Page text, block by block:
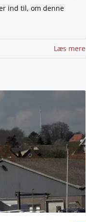
ind til, om denne
Læs mere